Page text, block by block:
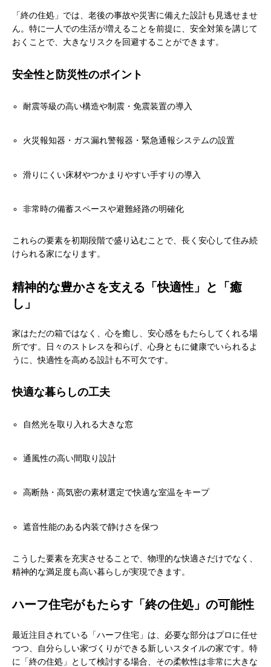
「終の住処」では、老後の事故や災害に備えた設計も見逃せませ
ん。特に一人での生活が増えることを前提に、安全対策を講じて
おくことで、大きなリスクを回避することができます。
安全性と防災性のポイント
耐震等級の高い構造や制震・免震装置の導入
火災報知器・ガス漏れ警報器・緊急通報システムの設置
滑りにくい床材やつかまりやすい手すりの導入
非常時の備蓄スペースや避難経路の明確化
これらの要素を初期段階で盛り込むことで、長く安心して住み続
けられる家になります。
精神的な豊かさを支える「快適性」と「癒
し」
家はただの箱ではなく、心を癒し、安心感をもたらしてくれる場
所です。日々のストレスを和らげ、心身ともに健康でいられるよ
うに、快適性を高める設計も不可欠です。
快適な暮らしの工夫
自然光を取り入れる大きな窓
通風性の高い間取り設計
高断熱・高気密の素材選定で快適な室温をキープ
遮音性能のある内装で静けさを保つ
こうした要素を充実させることで、物理的な快適さだけでなく、
精神的な満足度も高い暮らしが実現できます。
ハーフ住宅がもたらす「終の住処」の可能性
最近注目されている「ハーフ住宅」は、必要な部分はプロに任せ
つつ、自分らしい家づくりができる新しいスタイルの家です。特
に「終の住処」として検討する場合、その柔軟性は非常に大きな